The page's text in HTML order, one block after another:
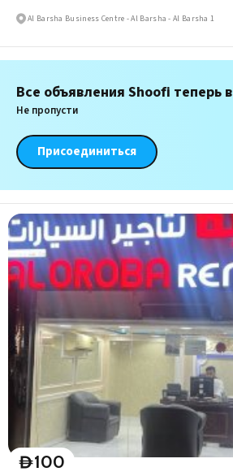
Al Barsha Business Centre - Al Barsha - Al Barsha 1
Все объявления Shoofi теперь
Не пропусти
Присоединиться
D100